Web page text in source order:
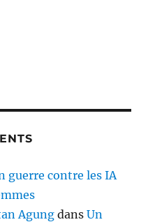
guerre contre les IA
Agung dansUn